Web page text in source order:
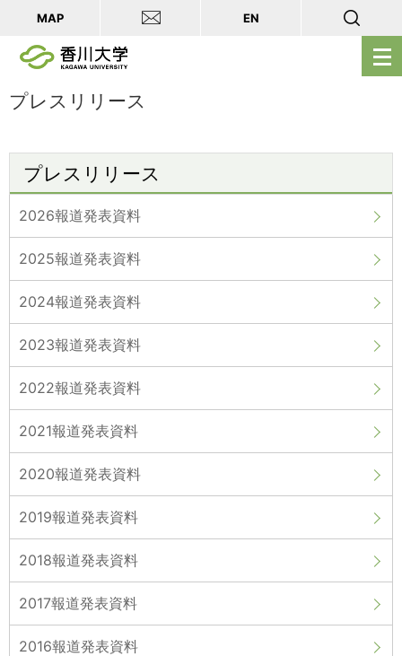
メ
ニ
く
MAP EN
プレスリリース
プレスリリース
2026報道発表資料
2025報道発表資料
2024報道発表資料
2023報道発表資料
2022報道発表資料
2021報道発表資料
2020報道発表資料
2019報道発表資料
2018報道発表資料
2017報道発表資料
2016報道発表資料